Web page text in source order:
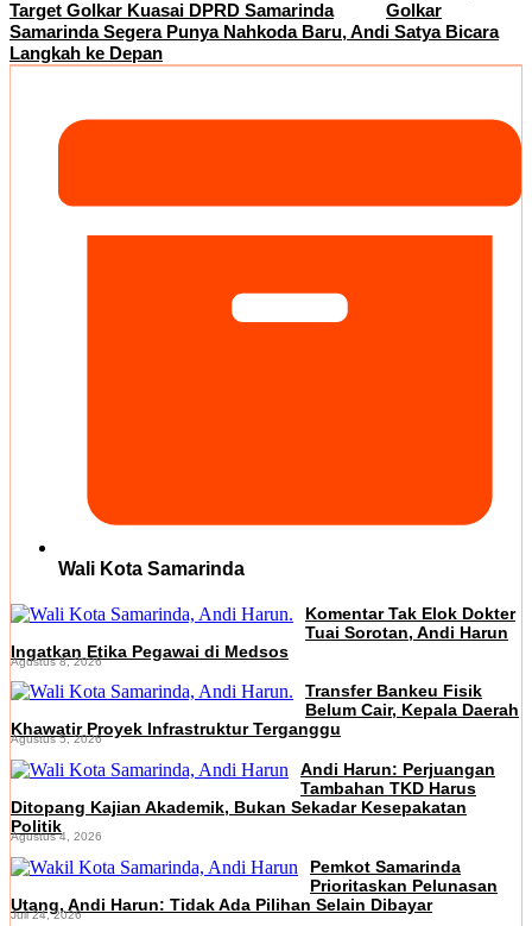
Target Golkar Kuasai DPRD Samarinda
Golkar
Samarinda Segera Punya Nahkoda Baru, Andi Satya Bicara
Langkah ke Depan
Wali Kota Samarinda
Komentar Tak Elok Dokter
Tuai Sorotan, Andi Harun
Ingatkan Etika Pegawai di Medsos
Agustus 8, 2026
Transfer Bankeu Fisik
Belum Cair, Kepala Daerah
Khawatir Proyek Infrastruktur Terganggu
Agustus 5, 2026
Andi Harun: Perjuangan
Tambahan TKD Harus
Ditopang Kajian Akademik, Bukan Sekadar Kesepakatan
Politik
Agustus 4, 2026
Pemkot Samarinda
Prioritaskan Pelunasan
Utang, Andi Harun: Tidak Ada Pilihan Selain Dibayar
Juli 24, 2026